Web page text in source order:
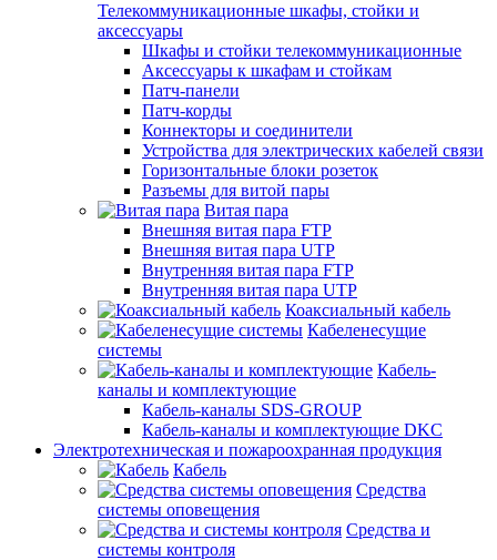
Телекоммуникационные шкафы, стойки и
аксессуары
Шкафы и стойки телекоммуникационные
Аксессуары к шкафам и стойкам
Патч-панели
Патч-корды
Коннекторы и соединители
Устройства для электрических кабелей связи
Горизонтальные блоки розеток
Разъемы для витой пары
Витая пара
Внешняя витая пара FTP
Внешняя витая пара UTP
Внутренняя витая пара FTP
Внутренняя витая пара UTP
Коаксиальный кабель
Кабеленесущие
системы
Кабель-
каналы и комплектующие
Кабель-каналы SDS-GROUP
Кабель-каналы и комплектующие DKC
Электротехническая и пожароохранная продукция
Кабель
Средства
системы оповещения
Средства и
системы контроля